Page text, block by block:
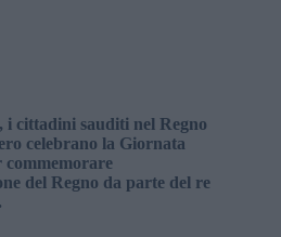
i cittadini sauditi nel Regno
celebrano la Giornata
commemorare
del Regno da parte del re